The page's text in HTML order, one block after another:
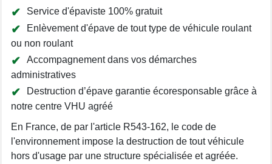
Service d'épaviste 100% gratuit
Enlèvement d'épave de tout type de véhicule roulant
ou non roulant
Accompagnement dans vos démarches
administratives
Destruction d’épave garantie écoresponsable grâce à
notre centre VHU agréé
En France, de par l'article R543-162, le code de
l'environnement impose la destruction de tout véhicule
hors d'usage par une structure spécialisée et agréée.